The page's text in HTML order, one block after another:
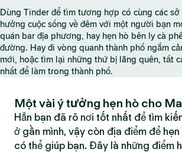
Dùng Tinder để tìm tương hợp có cùng các
hưởng cuộc sống về đêm với một người bạn
quán bar địa phương, hay hẹn hò bên ly cà
đường. Hay đi vòng quanh thành phố ngắm
mới, hoặc tìm lại những thứ bị lãng quên, tất
nhất để làm trong thành phố.
Một vài ý tưởng hẹn hò cho
Hẳn bạn đã rõ nơi tốt nhất để tìm
ở gần mình, vậy còn địa điểm để
có thể giúp bạn. Đây là những điểm